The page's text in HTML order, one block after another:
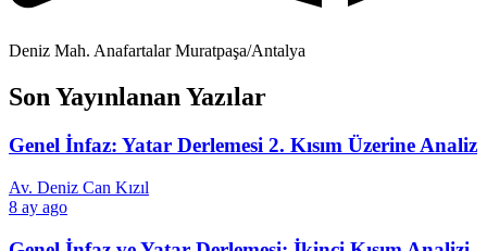
Deniz Mah. Anafartalar Muratpaşa/Antalya
Son Yayınlanan Yazılar
Genel İnfaz: Yatar Derlemesi 2. Kısım Üzerine Analiz
Av. Deniz Can Kızıl
8 ay ago